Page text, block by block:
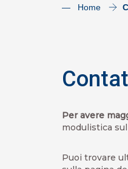
— Home
Per avere
modulistica
Puoi trovare